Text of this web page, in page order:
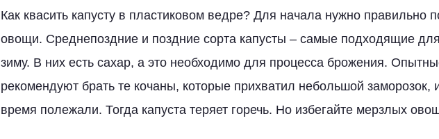
Как квасить капусту в пластиковом ведре? Для начала нужно правильно
овощи. Среднепоздние и поздние сорта капусты – самые подходящие для
зиму. В них есть сахар, а это необходимо для процесса брожения.
рекомендуют брать те кочаны, которые прихватил небольшой заморозок,
время полежали. Тогда капуста теряет горечь. Но избегайте мерзлых